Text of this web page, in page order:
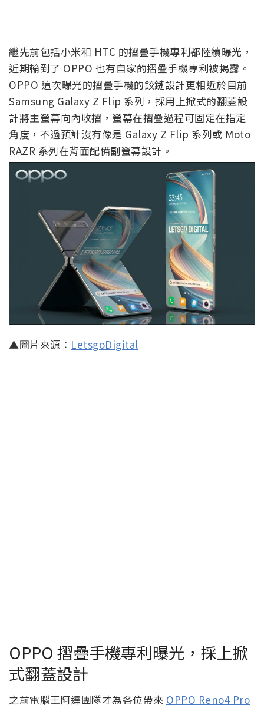
繼先前包括小米和 HTC 的摺疊手機專利都陸續曝光，
近期輪到了 OPPO 也有自家的摺疊手機專利被揭露。
OPPO 這次曝光的摺疊手機的鉸鏈設計更相近於目前
Samsung Galaxy Z Flip 系列，採用上掀式的翻蓋設
計將主螢幕向內收摺，螢幕在摺疊過程可固定在指定
角度，不過預計沒有像是 Galaxy Z Flip 系列或 Moto
RAZR 系列在背面配備副螢幕設計。
▲圖片來源： LetsgoDigital
OPPO 摺疊手機專利曝光，採上掀
式翻蓋設計
之前電腦王阿達團隊才為各位帶來 OPPO Reno4 Pro